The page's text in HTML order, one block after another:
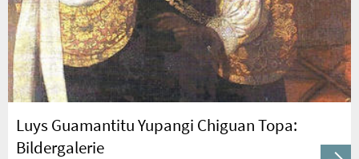
Luys Guamantitu Yupangi Chiguan Topa:
Bildergalerie